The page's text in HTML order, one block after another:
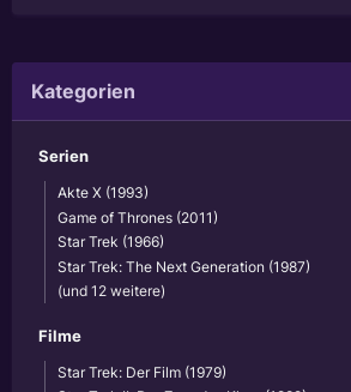
Kategorien
Serien
Akte X (1993)
Game of Thrones (2011)
Star Trek (1966)
Star Trek: The Next Generation (1987)
(und 12 weitere)
Filme
Star Trek: Der Film (1979)